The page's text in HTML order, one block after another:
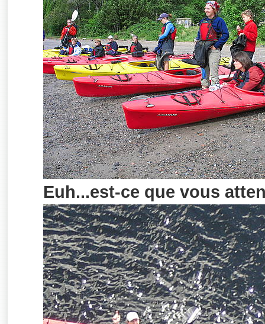
Euh...est-ce que vous